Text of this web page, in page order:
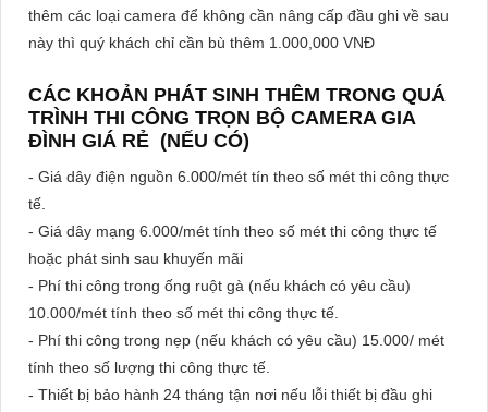
thêm các loại camera để không cần nâng cấp đầu ghi về sau
này thì quý khách chỉ cần bù thêm 1.000,000 VNĐ
CÁC KHOẢN PHÁT SINH THÊM TRONG QUÁ
TRÌNH THI CÔNG TRỌN BỘ CAMERA GIA
ĐÌNH GIÁ RẺ (NẾU CÓ)
- Giá dây điện nguồn 6.000/mét tín theo số mét thi công thực
tế.
- Giá dây mạng 6.000/mét tính theo số mét thi công thực tế
hoặc phát sinh sau khuyến mãi
- Phí thi công trong ống ruột gà (nếu khách có yêu cầu)
10.000/mét tính theo số mét thi công thực tế.
- Phí thi công trong nẹp (nếu khách có yêu cầu) 15.000/ mét
tính theo số lượng thi công thực tế.
- Thiết bị bảo hành 24 tháng tận nơi nếu lỗi thiết bị đầu ghi